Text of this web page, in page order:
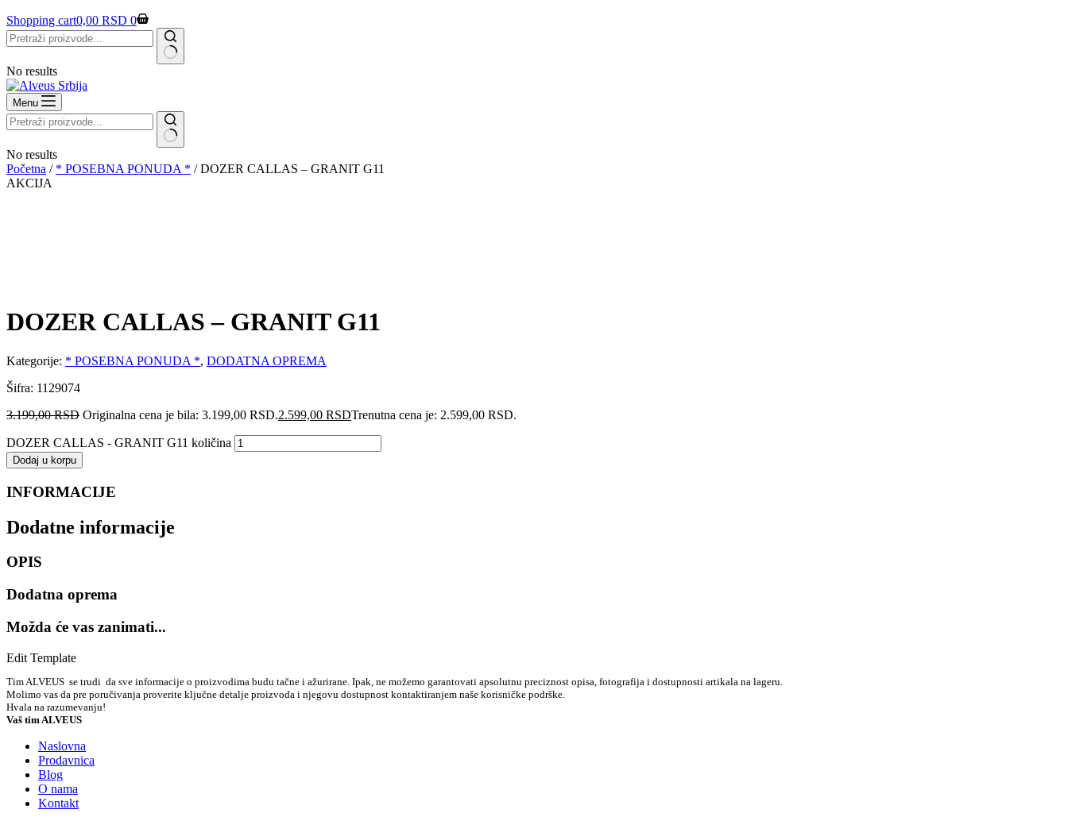
Shopping cart0,00 RSD 0
No results
Menu
No results
Početna / * POSEBNA PONUDA * / DOZER CALLAS – GRANIT G11
AKCIJA
DOZER CALLAS – GRANIT G11
Kategorije: * POSEBNA PONUDA *, DODATNA OPREMA
Šifra: 1129074
3.199,00RSD Originalna cena je bila: 3.199,00 RSD.2.599,00 RSDTrenutna cena je: 2.599,00 RSD.
DOZER CALLAS - GRANIT G11 količina
Dodaj u korpu
INFORMACIJE
Dodatne informacije
OPIS
Dodatna oprema
Možda će vas zanimati...
Edit Template
Tim ALVEUS se trudi da sve informacije o proizvodima budu tačne i ažurirane. Ipak, ne možemo garantovati apsolutnu preciznost opisa, fotografija i dostupnosti artikala na lageru.
Molimo vas da pre poručivanja proverite ključne detalje proizvoda i njegovu dostupnost kontaktiranjem naše korisničke podrške.
Hvala na razumevanju!
Vaš tim ALVEUS
Naslovna
Prodavnica
Blog
O nama
Kontakt